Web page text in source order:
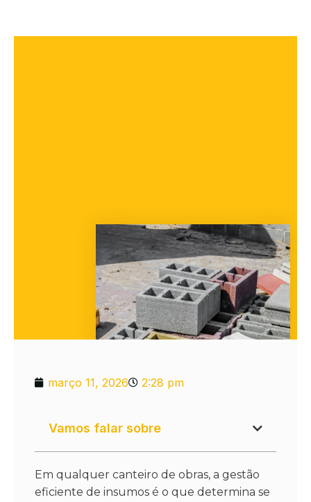
março 11, 2026 2:28 pm
Vamos falar sobre
Em qualquer canteiro de obras, a gestão
eficiente de insumos é o que determina se